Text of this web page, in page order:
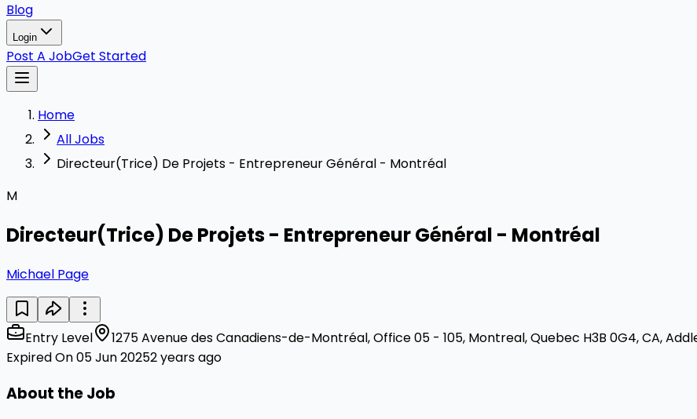
Blog
Login
Post A JobGet Started
Home
All Jobs
Directeur(Trice) De Projets - Entrepreneur Général - Montréal
M
Directeur(Trice) De Projets - Entrepreneur Général - Montréal
Michael Page
Entry Level
1275 Avenue des Canadiens-de-Montréal, Office 05 - 105, Montreal, Quebec H3B 0G4, CA,
Expired On 05 Jun 20252 years ago
About the Job